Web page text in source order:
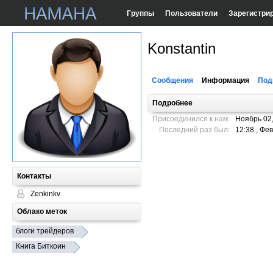
Группы Пользователи
Контакты
Zenkinkv
Облако меток
блоги трейдеров
Книга Биткоин
Konstantin
Сообщения Информация
Подробнее
Присоединился к нам:
Ноябрь
Последний раз был:
12:38 ,